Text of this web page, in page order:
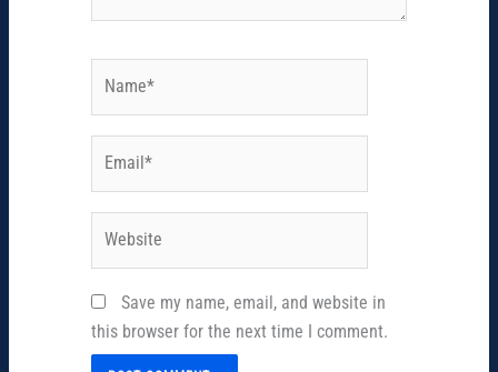
Save my name, email, and website in
this browser for the next time I comment.